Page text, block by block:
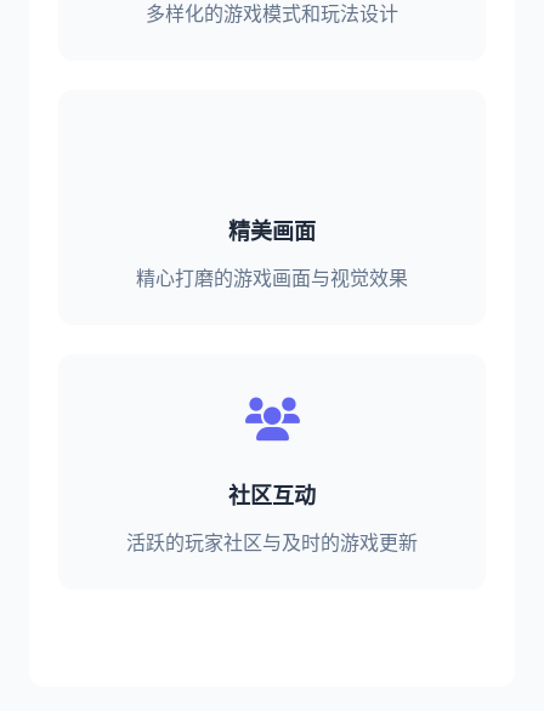
多样化的游戏模式和玩法设计
精美画面
精心打磨的游戏画面与视觉效果
社区互动
活跃的玩家社区与及时的游戏更新